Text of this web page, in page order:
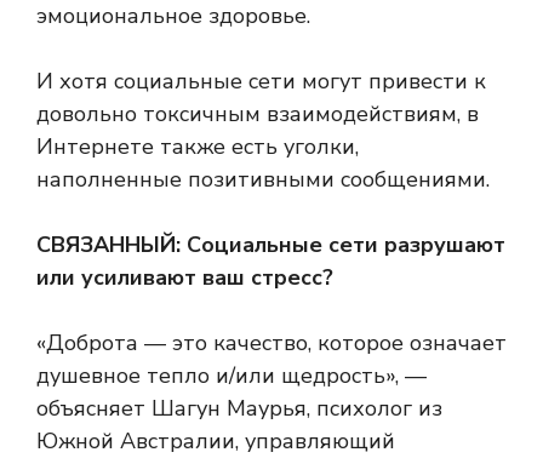
эмоциональное здоровье.
И хотя социальные сети могут привести к
довольно токсичным взаимодействиям, в
Интернете также есть уголки,
наполненные позитивными сообщениями.
СВЯЗАННЫЙ: Социальные сети разрушают
или усиливают ваш стресс?
«Доброта — это качество, которое означает
душевное тепло и/или щедрость», —
объясняет Шагун Маурья, психолог из
Южной Австралии, управляющий